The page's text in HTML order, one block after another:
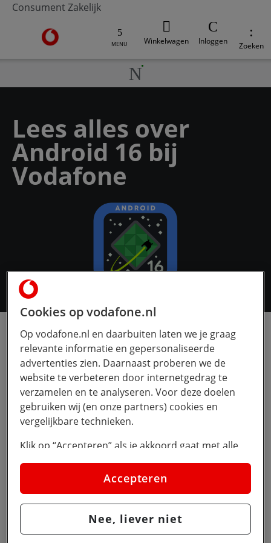
Consument Zakelijk
Ga naar de Vodafone homepage
MENU Winkelwagen Inloggen Zoeken
Lees alles over
Android 16 bij
Vodafone
Telefoon Android Android-16
Android 16: wat bracht
deze update?
Android 16 is de grote update van 2025 van
het besturingssysteem voor veel
vernieuwingen en extra functies die het
gebruik van telefoon makkelijker, sneller én
veiliger maken. Het is de opvolger van
en wordt als eerste uitgerold
Cookies op vodafone.nl
Op vodafone.nl en daarbuiten laten we je graag
relevante informatie en gepersonaliseerde
advertenties zien. Daarnaast proberen we de
website te verbeteren door internetgedrag te
verzamelen en te analyseren. Voor deze doelen
gebruiken wij (en onze partners) cookies en
vergelijkbare technieken.
Klik op “Accepteren” als je akkoord gaat met alle
cookies. Kies je voor “Nee, liever niet”, dan
plaatsen we alleen strikt noodzakelijke cookies om
de website goed te laten werken. Dat betekent dat
we geen vormen van personalisatie toepassen.
Via cookie instellingen kan je zelf bepalen welke
Accepteren
Nee, liever niet